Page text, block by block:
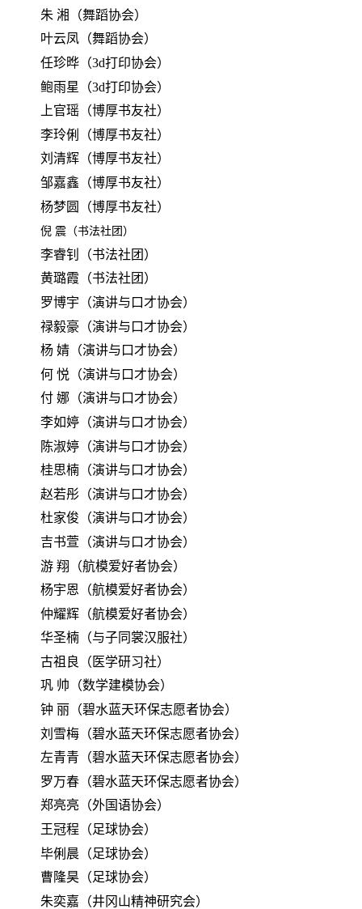
朱 湘（舞蹈协会）
叶云凤（舞蹈协会）
任珍晔（3d打印协会）
鲍雨星（3d打印协会）
上官瑶（博厚书友社）
李玲俐（博厚书友社）
刘清辉（博厚书友社）
邹嘉鑫（博厚书友社）
杨梦圆（博厚书友社）
倪 震（书法社团）
李睿钊（书法社团）
黄璐霞（书法社团）
罗博宇（演讲与口才协会）
禄毅豪（演讲与口才协会）
杨 婧（演讲与口才协会）
何 悦（演讲与口才协会）
付 娜（演讲与口才协会）
李如婷（演讲与口才协会）
陈淑婷（演讲与口才协会）
桂思楠（演讲与口才协会）
赵若彤（演讲与口才协会）
杜家俊（演讲与口才协会）
吉书萱（演讲与口才协会）
游 翔（航模爱好者协会）
杨宇恩（航模爱好者协会）
仲耀辉（航模爱好者协会）
华圣楠（与子同裳汉服社）
古祖良（医学研习社）
巩 帅（数学建模协会）
钟 丽（碧水蓝天环保志愿者协会）
刘雪梅（碧水蓝天环保志愿者协会）
左青青（碧水蓝天环保志愿者协会）
罗万春（碧水蓝天环保志愿者协会）
郑亮亮（外国语协会）
王冠程（足球协会）
毕俐晨（足球协会）
曹隆昊（足球协会）
朱奕嘉（井冈山精神研究会）